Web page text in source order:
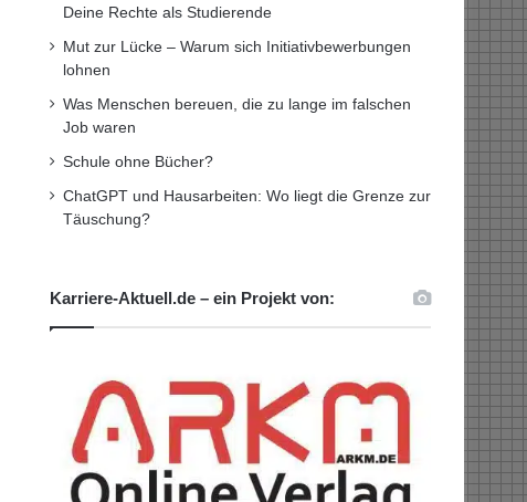
Deine Rechte als Studierende
Mut zur Lücke – Warum sich Initiativbewerbungen
lohnen
Was Menschen bereuen, die zu lange im falschen
Job waren
Schule ohne Bücher?
ChatGPT und Hausarbeiten: Wo liegt die Grenze zur
Täuschung?
Karriere-Aktuell.de – ein Projekt von: